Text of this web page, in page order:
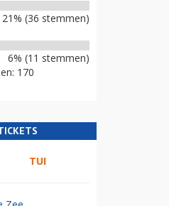
21% (36 stemmen)
6% (11 stemmen)
170
TUI